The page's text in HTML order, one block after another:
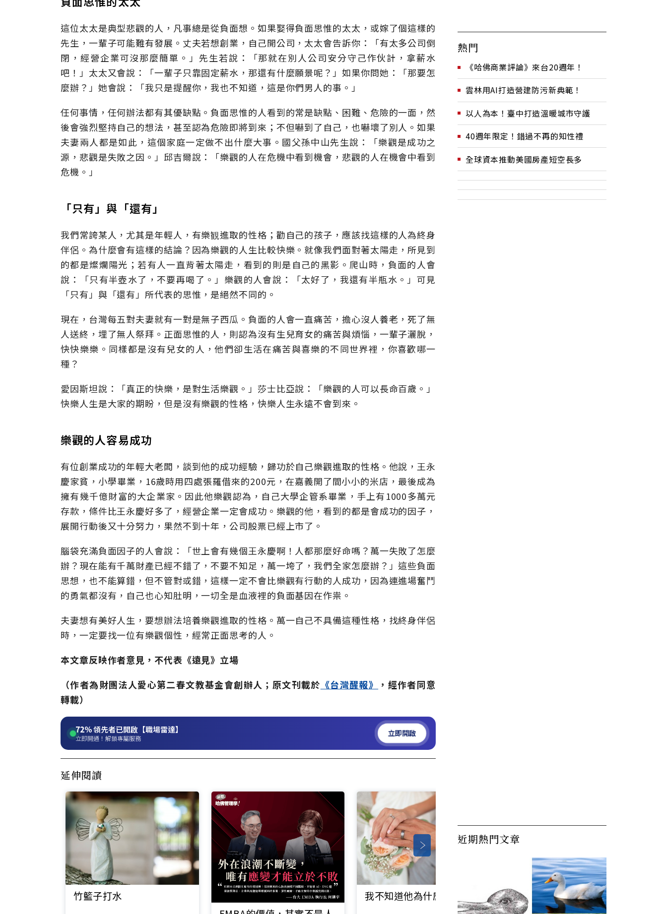
這位太太是典型悲觀的人，凡事總是從負面想。如果娶得負面思惟的太太，或嫁了個這樣的
先生，一輩子可能難有發展。丈夫若想創業，自己開公司，太太會告訴你：「有太多公司倒
閉，經營企業可沒那麼簡單。」先生若說：「那就在別人公司安分守己作伙計，拿薪水
吧！」太太又會說：「一輩子只靠固定薪水，那還有什麼願景呢？」如果你問她：「那要怎
麼辦？」她會說：「我只是提醒你，我也不知道，這是你們男人的事。」
任何事情，任何辦法都有其優缺點。負面思惟的人看到的常是缺點、困難、危險的一面，然
後會強烈堅持自己的想法，甚至認為危險即將到來；不但嚇到了自己，也嚇壞了別人。如果
夫妻兩人都是如此，這個家庭一定做不出什麼大事。國父孫中山先生說：「樂觀是成功之
源，悲觀是失敗之因。」邱吉爾說：「樂觀的人在危機中看到機會，悲觀的人在機會中看到
危機。」
「只有」與「還有」
我們常誇某人，尤其是年輕人，有樂観進取的性格；勸自己的孩子，應該找這樣的人為終身
伴侶。為什麼會有這樣的結論？因為樂觀的人生比較快樂。就像我們面對著太陽走，所見到
的都是燦爛陽光；若有人一直背著太陽走，看到的則是自己的黑影。爬山時，負面的人會
說：「只有半壺水了，不要再喝了。」樂觀的人會說：「太好了，我還有半瓶水。」可見
「只有」與「還有」所代表的思惟，是絕然不同的。
現在，台灣每五對夫妻就有一對是無子西瓜。負面的人會一直痛苦，擔心沒人養老，死了無
人送終，埋了無人祭拜。正面思惟的人，則認為沒有生兒育女的痛苦與煩惱，一輩子灑脫，
快快樂樂。同樣都是沒有兒女的人，他們卻生活在痛苦與喜樂的不同世界裡，你喜歡哪一
種？
愛因斯坦說：「真正的快樂，是對生活樂觀。」莎士比亞說：「樂觀的人可以長命百歲。」
快樂人生是大家的期盼，但是沒有樂觀的性格，快樂人生永遠不會到來。
樂觀的人容易成功
有位創業成功的年輕大老闆，談到他的成功經驗，歸功於自己樂觀進取的性格。他說，王永
慶家貧，小學畢業，16歲時用四處張羅借來的200元，在嘉義開了間小小的米店，最後成為
擁有幾千億財富的大企業家。因此他樂觀認為，自己大學企管系畢業，手上有1000多萬元
存款，條件比王永慶好多了，經營企業一定會成功。樂觀的他，看到的都是會成功的因子，
展開行動後又十分努力，果然不到十年，公司股票已經上市了。
腦袋充滿負面因子的人會說：「世上會有幾個王永慶啊！人都那麼好命嗎？萬一失敗了怎麼
辦？現在能有千萬財產已經不錯了，不要不知足，萬一垮了，我們全家怎麼辦？」這些負面
思想，也不能算錯，但不管對或錯，這樣一定不會比樂觀有行動的人成功，因為連進場奮鬥
的勇氣都沒有，自己也心知肚明，一切全是血液裡的負面基因在作祟。
夫妻想有美好人生，要想辦法培養樂觀進取的性格。萬一自己不具備這種性格，找終身伴侶
時，一定要找一位有樂觀個性，經常正面思考的人。
本文章反映作者意見，不代表《遠見》立場
（作者為財團法人愛心第二春文教基金會創辦人；原文刊載於 《台灣醒報》
，經作者同意
轉載）
72%領先者已開啟【職場雷達】
立即開通！解鎖專屬服務
立即開啟
延伸閱讀
竹籃子打水
我不知道他為什麼娶我？ 瘋子曹慶的公益事業
熱門
《哈佛商業評論》來台20週年！
雲林用AI打造營建防污新典範！
以人為本！臺中打造溫暖城市守護
40週年限定！錯過不再的知性禮
全球資本推動美國房產短空長多
近期熱門文章